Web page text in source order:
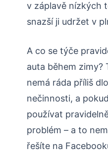
v záplavě nízkých
snazší ji udržet v
A co se týče
auta během zimy?
nemá ráda příliš
nečinnosti, a
používat
problém – a to
řešíte na